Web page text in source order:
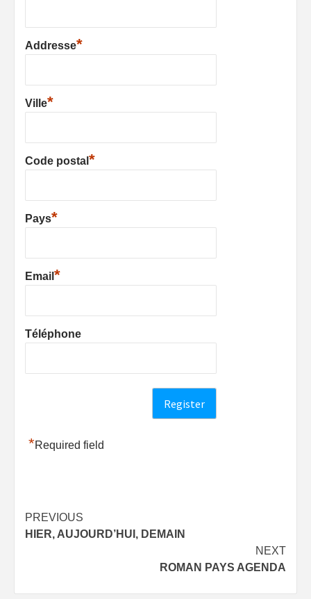
Addresse*
Ville*
Code postal *
Pays*
Email *
Téléphone
*Required field
Post
navigation
PREVIOUS
HIER, AUJOURD’HUI, DEMAIN
NEXT
ROMAN PAYS AGENDA